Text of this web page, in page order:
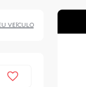
VEÍCULO